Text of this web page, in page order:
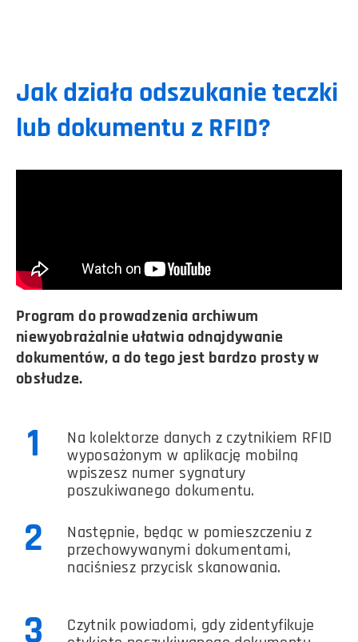
Jak działa odszukanie teczki
lub dokumentu z RFID?
Program do prowadzenia archiwum
niewyobrażalnie ułatwia odnajdywanie
dokumentów, a do tego jest bardzo prosty w
obsłudze.
1
Na kolektorze danych z czytnikiem RFID
wyposażonym w aplikację mobilną
wpiszesz numer sygnatury
poszukiwanego dokumentu.
2
Następnie, będąc w pomieszczeniu z
przechowywanymi dokumentami,
naciśniesz przycisk skanowania.
3
Czytnik powiadomi, gdy zidentyfikuje